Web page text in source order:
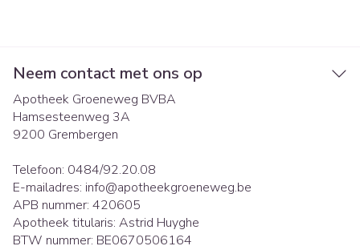
Neem contact met ons op
Apotheek Groeneweg BVBA
Hamsesteenweg 3A
9200 Grembergen
Telefoon: 0484/92.20.08
E-mailadres: info@apotheekgroeneweg.be
APB nummer: 420605
Apotheek titularis: Astrid Huyghe
BTW nummer: BE0670506164